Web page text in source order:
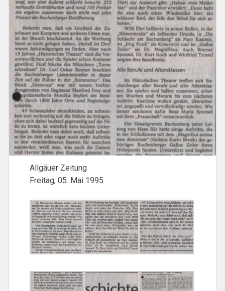
Allgäuer Zeitung
Freitag, 05. Mai 1995